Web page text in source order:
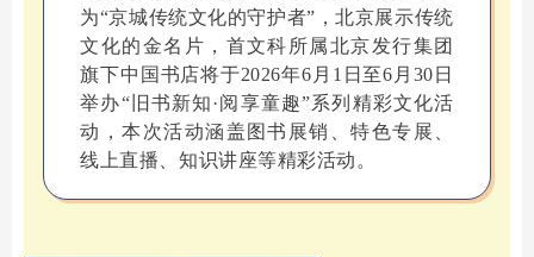
为“京城传统文化的守护者”，北京展示传统
文化的金名片，首文科所属北京发行集团
旗下中国书店将于2026年6月1日至6月30日
举办“旧书新知·阅享童趣”系列精彩文化活
动，本次活动涵盖图书展销、特色专展、
线上直播、知识讲座等精彩活动。